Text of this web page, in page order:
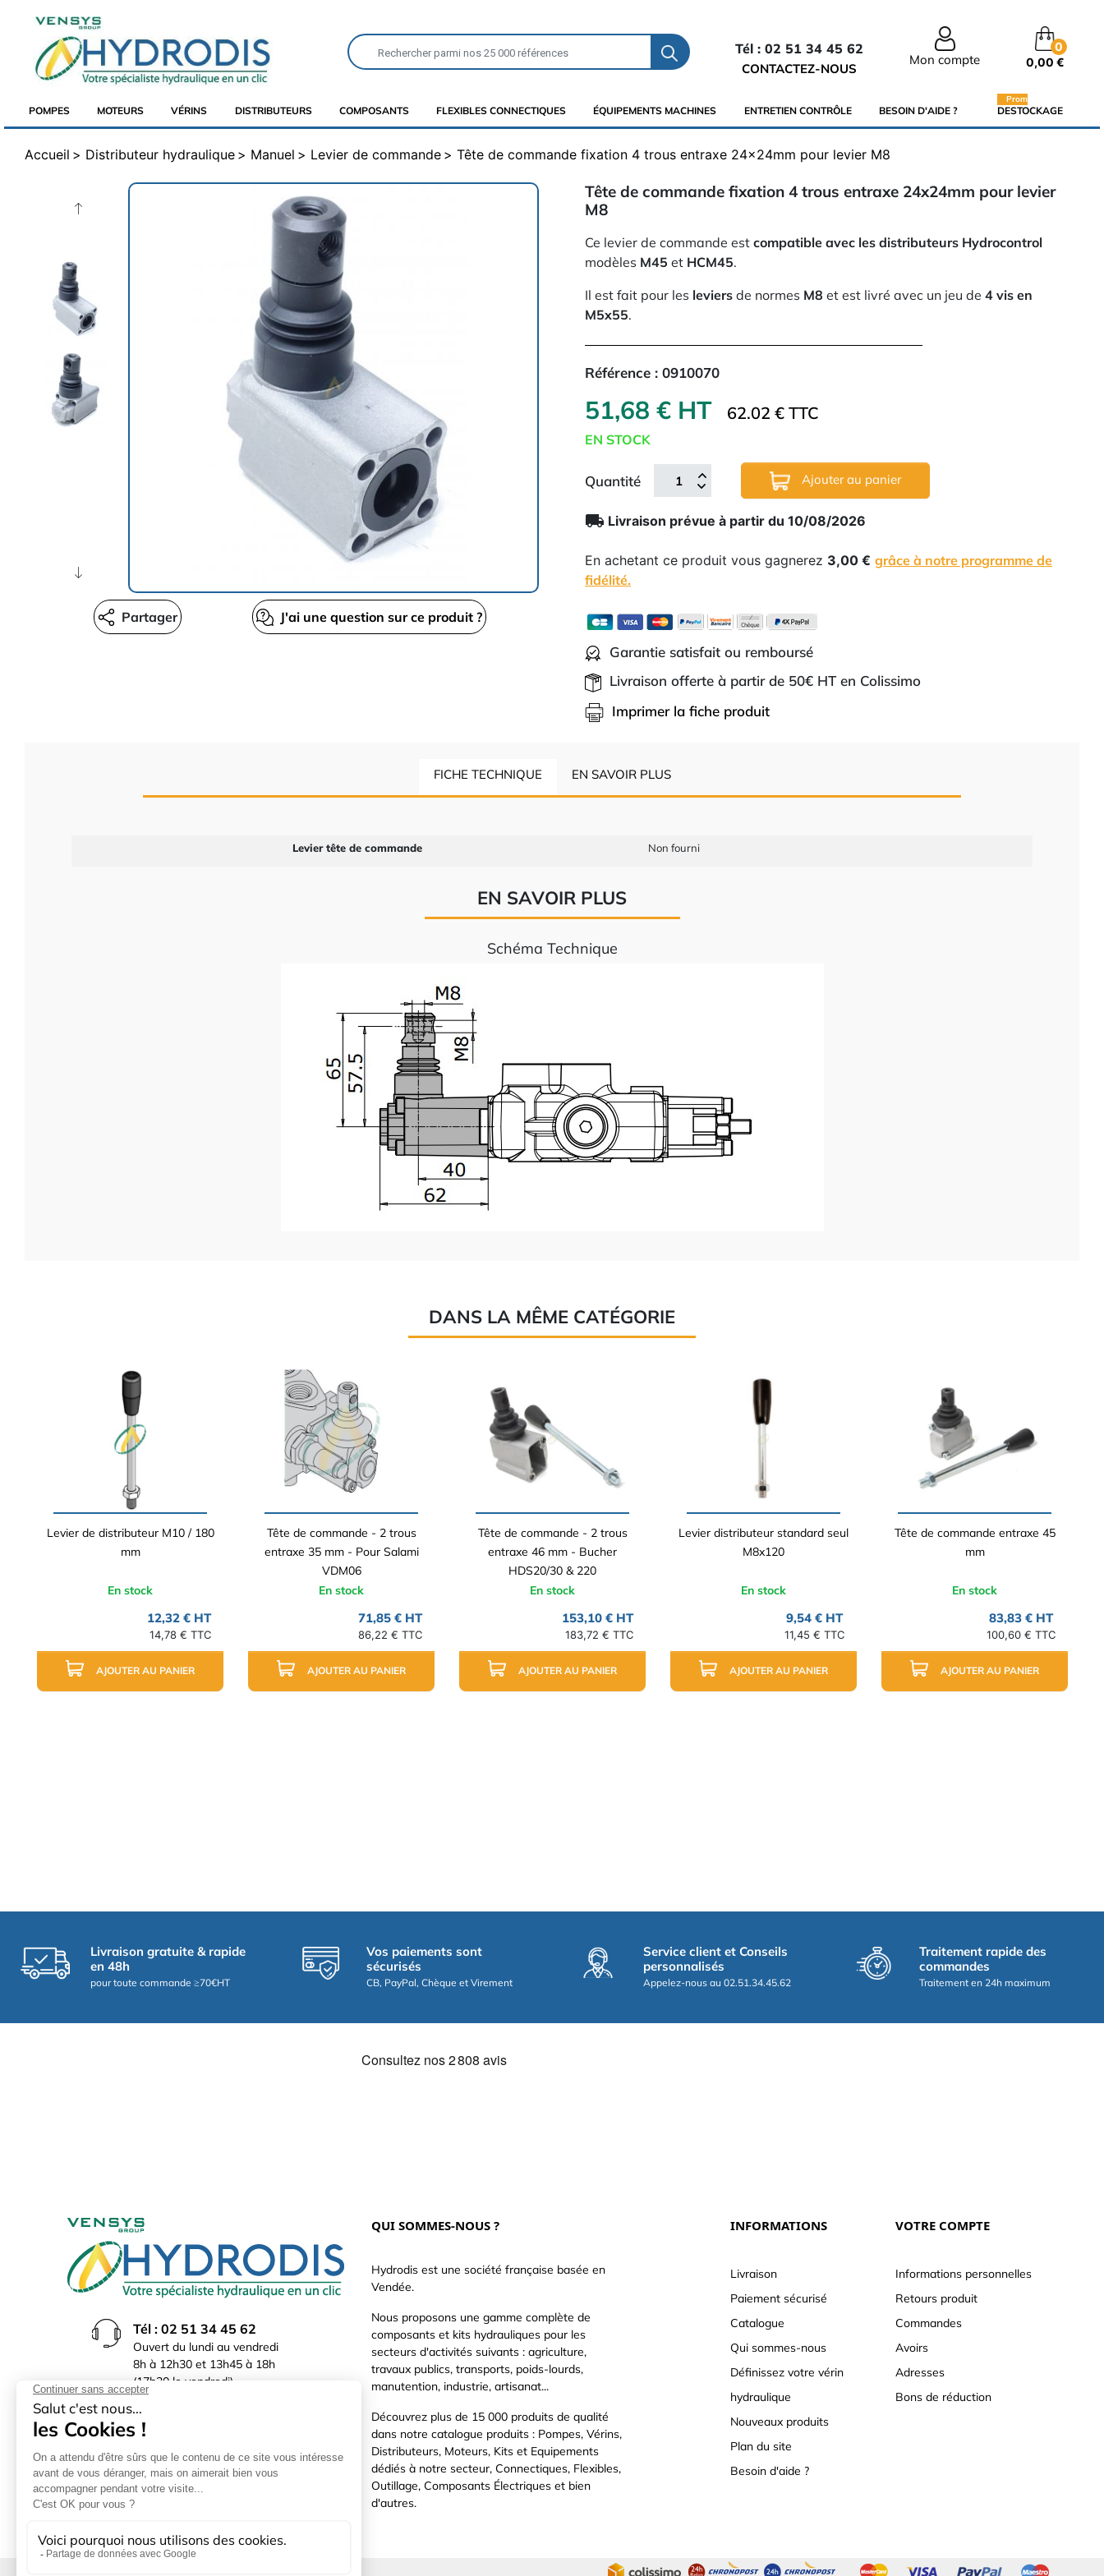
Tél : 02 51 34 45 62
CONTACTEZ-NOUS
Mon compte
0
0,00 €
POMPES MOTEURS VÉRINS DISTRIBUTEURS COMPOSANTS FLEXIBLES CONNECTIQUES ÉQUIPEMENTS MACHINES ENTRETIEN CONTRÔLE BESOIN D'AIDE ? DESTOCKAGE
Promo
Accueil Distributeur hydraulique Manuel Levier de commande Tête de commande fixation 4 trous entraxe 24x24mm pour levier M8
J'ai une question sur ce produit ?
Partager
Tête de commande fixation 4 trous entraxe 24x24mm pour levier
M8
Ce levier de commande est compatible avec les distributeurs Hydrocontrol
modèles M45 et HCM45.
Il est fait pour les leviers de normes M8 et est livré avec un jeu de 4 vis en
M5x55.
Référence : 0910070
51,68 € HT 62.02 € TTC
EN STOCK
Quantité Ajouter au panier
local_shipping Livraison prévue à partir du 10/08/2026
En achetant ce produit vous gagnerez 3,00 € grâce à notre programme de
fidélité.
Garantie satisfait ou remboursé
Livraison offerte à partir de 50€ HT en Colissimo
Imprimer la fiche produit
FICHE TECHNIQUE EN SAVOIR PLUS
Levier tête de commande Non fourni
EN SAVOIR PLUS
Schéma Technique
DANS LA MÊME CATÉGORIE
Levier de distributeur M10 / 180
mm
En stock
12,32 € HT
14,78 € TTC
AJOUTER AU PANIER
Tête de commande - 2 trous
entraxe 35 mm - Pour Salami
VDM06
En stock
71,85 € HT
86,22 € TTC
AJOUTER AU PANIER
Tête de commande - 2 trous
entraxe 46 mm - Bucher
HDS20/30 & 220
En stock
153,10 € HT
183,72 € TTC
AJOUTER AU PANIER
Levier distributeur standard seul
M8x120
En stock
9,54 € HT
11,45 € TTC
AJOUTER AU PANIER
Tête de commande entraxe 45
mm
En stock
83,83 € HT
100,60 € TTC
AJOUTER AU PANIER
Livraison gratuite & rapide
en 48h
pour toute commande ≥70€HT
Vos paiements sont
sécurisés
CB, PayPal, Chèque et Virement
Service client et Conseils
personnalisés
Appelez-nous au 02.51.34.45.62
Traitement rapide des
commandes
Traitement en 24h maximum
Tél : 02 51 34 45 62
Ouvert du lundi au vendredi
8h à 12h30 et 13h45 à 18h
(17h30 le vendredi)
Rue du Bocage La Ribotière
85170 Le Poiré sur Vie
QUI SOMMES-NOUS ?
Hydrodis est une société française basée en
Vendée.
Nous proposons une gamme complète de
composants et kits hydrauliques pour les
secteurs d'activités suivants : agriculture,
travaux publics, transports, poids-lourds,
manutention, industrie, artisanat...
Découvrez plus de 15 000 produits de qualité
dans notre catalogue produits : Pompes, Vérins,
Distributeurs, Moteurs, Kits et Equipements
dédiés à notre secteur, Connectiques, Flexibles,
Outillage, Composants Électriques et bien
d'autres.
INFORMATIONS
Livraison
Paiement sécurisé
Catalogue
Qui sommes-nous
Définissez votre vérin
hydraulique
Nouveaux produits
Plan du site
Besoin d'aide ?
VOTRE COMPTE
Informations personnelles
Retours produit
Commandes
Avoirs
Adresses
Bons de réduction